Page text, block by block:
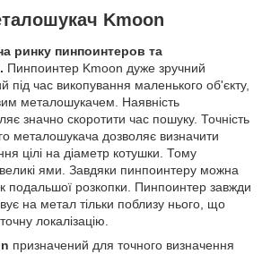
Kmoon
ринку пинпоинтеров та
Пинпоинтер Kmoon дуже зручний
під час викопування маленького об'єкту,
металошукачем. Наявність
значно скоротити час пошуку. Точність
металошукача дозволяє визначити
цілі на діаметр котушки. Тому
ями. Завдяки пинпоинтеру можна
подальшої розкопки. Пинпоинтер завжди
на метал тільки поблизу нього, що
локалізацію.
призначений для точного визначення